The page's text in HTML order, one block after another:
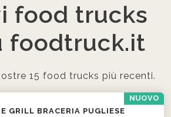
food trucks
foodtruck.it
15 food trucks più recenti.
NUOVO
GRILL BRACERIA PUGLIESE